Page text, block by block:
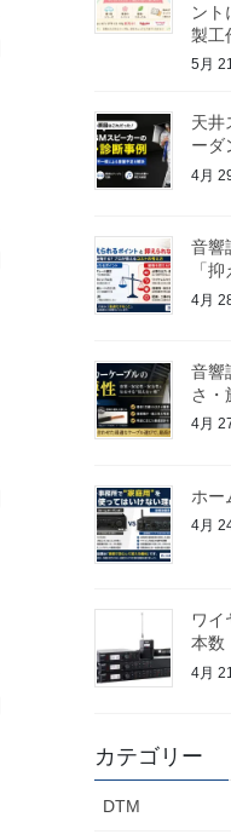
ント
製工
5月
天井
ーダ
4月
音響
「
4月
音響
さ・
4月
ホー
4月
ワイ
本数
4月
カテゴリー
DTM